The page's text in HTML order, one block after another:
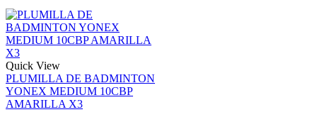
Quick View
PLUMILLA DE BADMINTON
YONEX MEDIUM 10CBP
AMARILLA X3